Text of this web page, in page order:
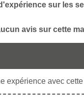
sur les
avis sur cette
expérience avec